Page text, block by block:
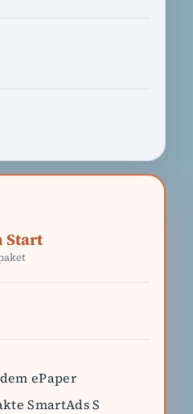
Start
ePaper
SmartAds S